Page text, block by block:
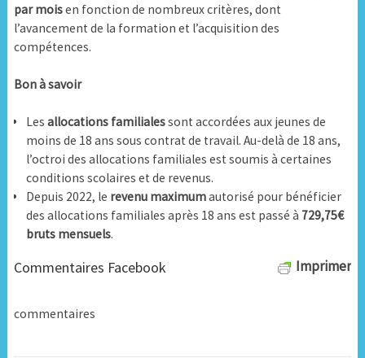
par moisen fonction de nombreux critères, dont
l’avancement de la formation et l’acquisition des
compétences.
Bon à savoir
Lesallocations familialessont accordées aux jeunes de
moins de 18 ans sous contrat de travail. Au-delà de 18 ans,
l’octroi des allocations familiales est soumis à certaines
conditions scolaires et de revenus.
Depuis 2022, le revenu maximumautorisé pour bénéficier
des allocations familiales après 18 ans est passé à 729,75€
bruts mensuels.
Imprimer
Commentaires Facebook
commentaires